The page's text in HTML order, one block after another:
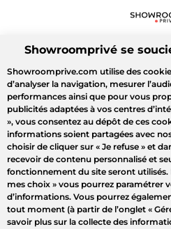
Showroomprivé se
Showroomprive.com utilise des
d’analyser la navigation, mesurer
performances ainsi que pour vous
publicités adaptées à vos centres
», vous consentez au dépôt de ces
informations soient partagées avec
choisir de cliquer sur « Je refuse » et
recevoir de contenu personnalisé et
fonctionnement du site seront utilisés.
mes choix » vous pourrez paramétrer
d’informations. Vous pourrez
tout moment (à partir de l’onglet «
savoir plus sur la collecte des